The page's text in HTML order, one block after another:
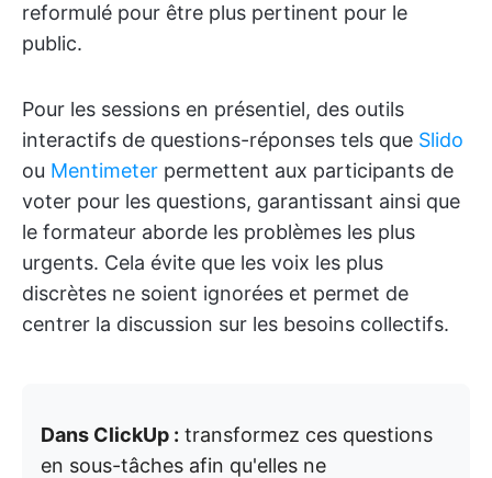
reformulé pour être plus pertinent pour le
public.
Pour les sessions en présentiel, des outils
interactifs de questions-réponses tels que Slido
ou Mentimeter permettent aux participants de
voter pour les questions, garantissant ainsi que
le formateur aborde les problèmes les plus
urgents. Cela évite que les voix les plus
discrètes ne soient ignorées et permet de
centrer la discussion sur les besoins collectifs.
Dans ClickUp : transformez ces questions
en sous-tâches afin qu'elles ne